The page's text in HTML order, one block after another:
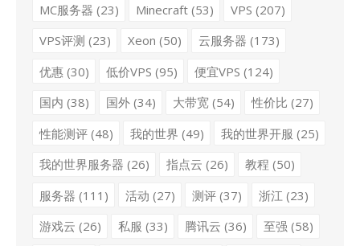
MC服务器 (23) Minecraft(53) VPS (207)
VPS评测 (23) Xeon (50) 云服务器 (173)
优惠(30) 低价VPS (95) 便宜VPS (124)
国内 (38) 国外(34) 大带宽(54) 性价比 (27)
性能测评(48) 我的世界 (49) 我的世界开服 (25)
我的世界服务器 (26) 指点云 (26) 教程 (50)
服务器 (111) 活动 (27) 测评(37) 浙江 (23)
游戏云 (26) 私服 (33) 腾讯云 (36) 至强 (58)